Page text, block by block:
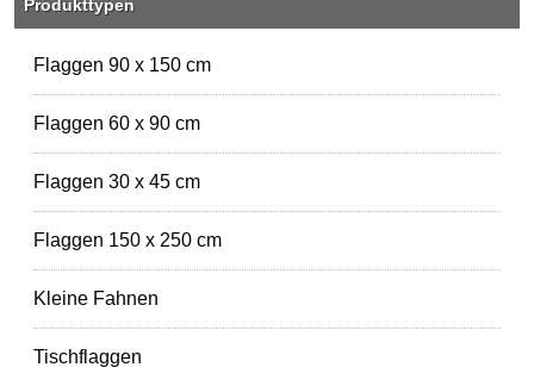
Produkttypen
Flaggen 90 x 150 cm
Flaggen 60 x 90 cm
Flaggen 30 x 45 cm
Flaggen 150 x 250 cm
Kleine Fahnen
Tischflaggen